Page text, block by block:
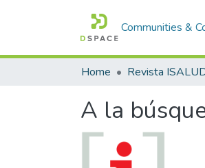
Communities &
Home Revista
A la